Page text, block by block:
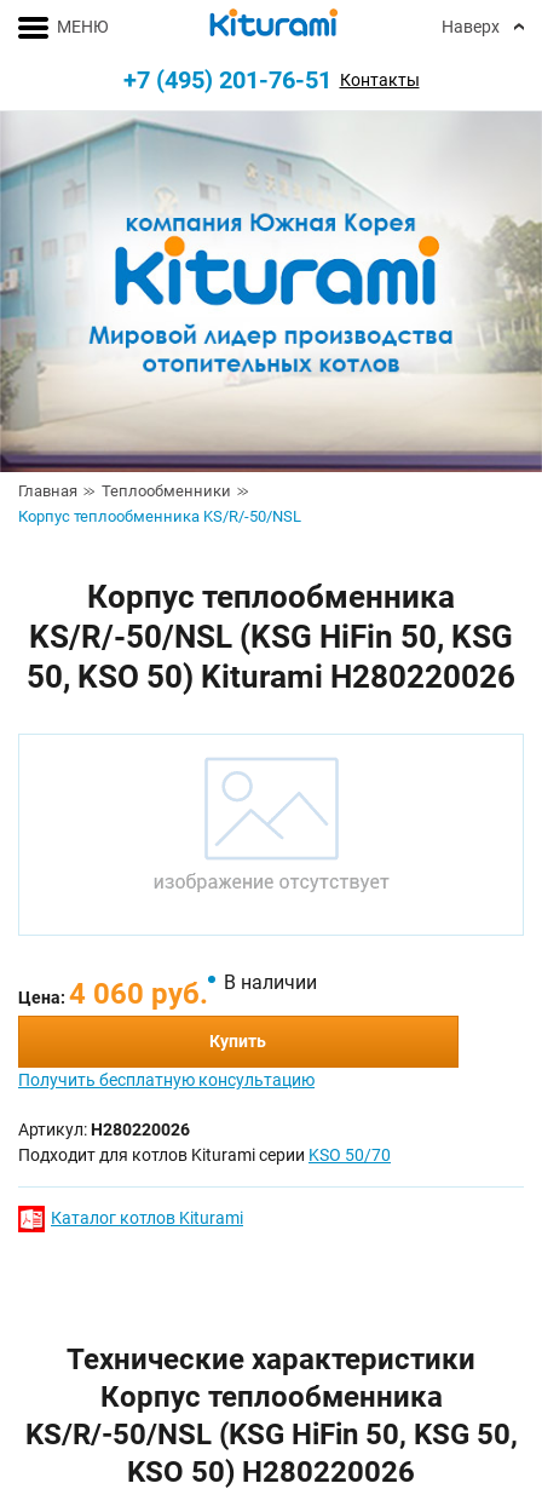
Главная
Теплообменники
Корпус теплообменника KS/R/-50/NSL
Корпус теплообменника
KS/R/-50/NSL (KSG HiFin 50, KSG
50, KSO 50) Kiturami H280220026
Цена: 4 060 руб. В наличии
Купить
Получить бесплатную консультацию
Артикул:H280220026
Подходит для котлов Kiturami серии KSO 50/70
Каталог котлов Kiturami
Технические характеристики
Корпус теплообменника
KS/R/-50/NSL (KSG HiFin 50, KSG 50,
KSO 50) H280220026
МЕНЮ Наверх
+7 (495) 201-76-51 Контакты